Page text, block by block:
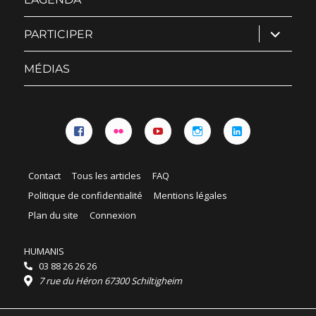
PARTICIPER ouvrir
le
sous-
MÉDIAS
Contact Tous les articles
FAQ
Politique de confidentialité
Mentions légales
Plan du site
Connexion
HUMANIS
03 88 26 26 26
7 rue du Héron 67300 Schiltigheim
Horaires :